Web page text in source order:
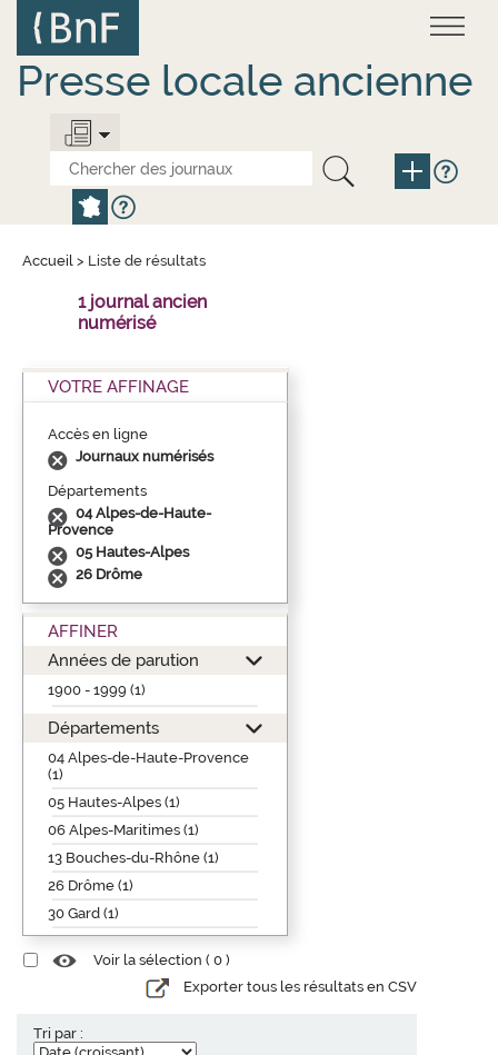
contenu
principal
Presse locale ancienne
Accueil > Liste de résultats
1 journal ancien
numérisé
VOTRE AFFINAGE
Accès en ligne
Journaux numérisés
Départements
04 Alpes-de-Haute-
Provence
05 Hautes-Alpes
26 Drôme
AFFINER
Années de parution
1900 - 1999 (1)
Départements
04 Alpes-de-Haute-Provence
(1)
05 Hautes-Alpes (1)
06 Alpes-Maritimes (1)
13 Bouches-du-Rhône (1)
26 Drôme (1)
30 Gard (1)
Voir la sélection ( 0 )
Exporter tous les résultats en CSV
Tri par :
Panneau de gestion des cookies